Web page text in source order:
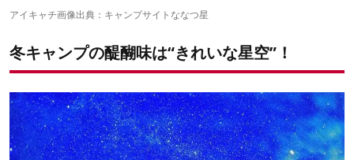
昼は海と富士山、夜は星空が見渡せる
日本一の星空の下でキャンプ。設備も新しく快適
直火OKのサイトで焚火をしながら星空を眺めよう
アイキャチ画像出典： キャンプサイトななつ星
冬キャンプの醍醐味は“きれいな星空”！